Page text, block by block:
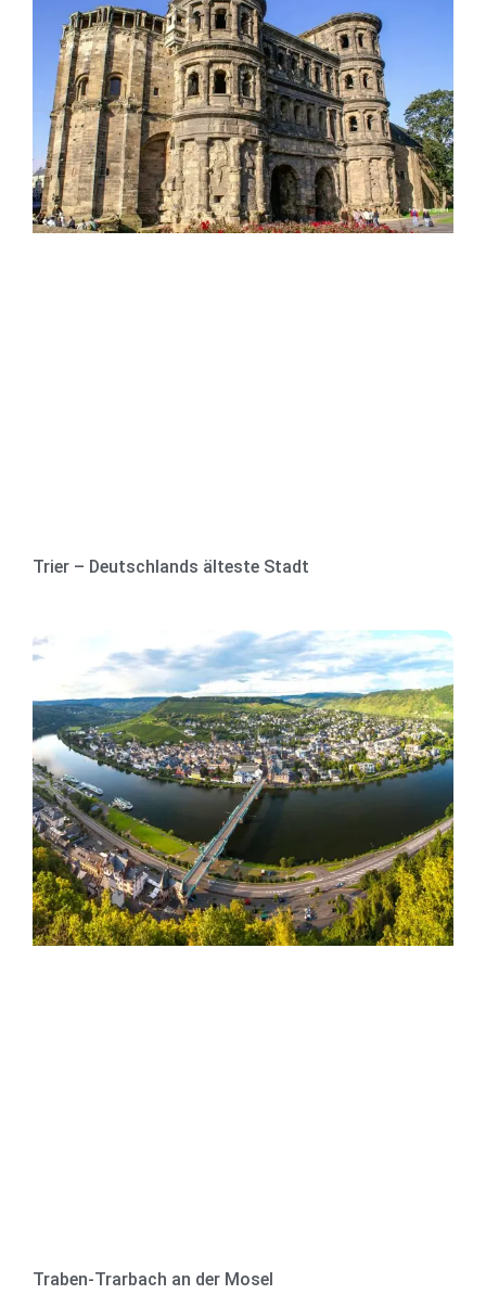
Trier – Deutschlands älteste Stadt
Traben-Trarbach an der Mosel